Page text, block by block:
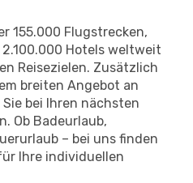
155.000 Flugstrecken,
Hotels weltweit
Reisezielen. Zusätzlich
breiten Angebot an
bei Ihren nächsten
Ob Badeurlaub,
– bei uns finden
Ihre individuellen